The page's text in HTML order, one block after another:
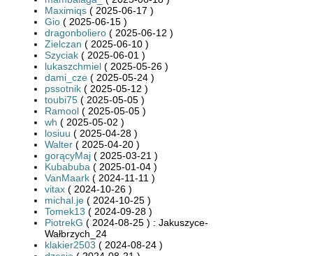
Maximiqs ( 2025-06-17 )
Gio ( 2025-06-15 )
dragonboliero ( 2025-06-12 )
Zielczan ( 2025-06-10 )
Szyciak ( 2025-06-01 )
lukaszchmiel ( 2025-05-26 )
dami_cze ( 2025-05-24 )
pssotnik ( 2025-05-12 )
toubi75 ( 2025-05-05 )
Ramool ( 2025-05-05 )
wh ( 2025-05-02 )
losiuu ( 2025-04-28 )
Walter ( 2025-04-20 )
gorącyMaj ( 2025-03-21 )
Kubabuba ( 2025-01-04 )
VanMaark ( 2024-11-11 )
vitax ( 2024-10-26 )
michal.je ( 2024-10-25 )
Tomek13 ( 2024-09-28 )
PiotrekG ( 2024-08-25 ) : Jakuszyce-
Wałbrzych_24
klakier2503 ( 2024-08-24 )